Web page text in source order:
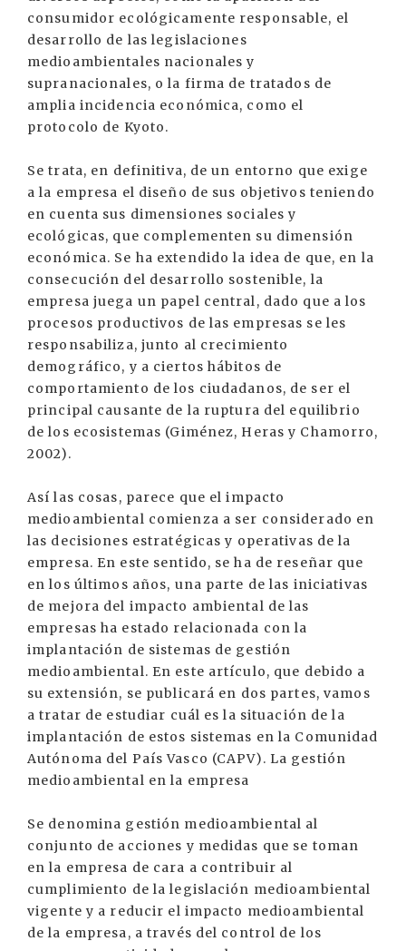
consumidor ecológicamente responsable, el
desarrollo de las legislaciones
medioambientales nacionales y
supranacionales, o la firma de tratados de
amplia incidencia económica, como el
protocolo de Kyoto.
Se trata, en definitiva, de un entorno que exige
a la empresa el diseño de sus objetivos teniendo
en cuenta sus dimensiones sociales y
ecológicas, que complementen su dimensión
económica. Se ha extendido la idea de que, en la
consecución del desarrollo sostenible, la
empresa juega un papel central, dado que a los
procesos productivos de las empresas se les
responsabiliza, junto al crecimiento
demográfico, y a ciertos hábitos de
comportamiento de los ciudadanos, de ser el
principal causante de la ruptura del equilibrio
de los ecosistemas (Giménez, Heras y Chamorro,
2002).
Así las cosas, parece que el impacto
medioambiental comienza a ser considerado en
las decisiones estratégicas y operativas de la
empresa. En este sentido, se ha de reseñar que
en los últimos años, una parte de las iniciativas
de mejora del impacto ambiental de las
empresas ha estado relacionada con la
implantación de sistemas de gestión
medioambiental. En este artículo, que debido a
su extensión, se publicará en dos partes, vamos
a tratar de estudiar cuál es la situación de la
implantación de estos sistemas en la Comunidad
Autónoma del País Vasco (CAPV). La gestión
medioambiental en la empresa
Se denomina gestión medioambiental al
conjunto de acciones y medidas que se toman
en la empresa de cara a contribuir al
cumplimiento de la legislación medioambiental
vigente y a reducir el impacto medioambiental
de la empresa, a través del control de los